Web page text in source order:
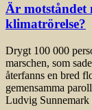
Är motståndet
klimatrörelse?
Drygt 100 000
marschen, som
återfanns en bred
gemensamma
Ludvig Sunnemark